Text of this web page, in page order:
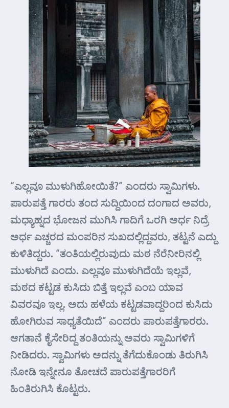
“ಎಲ್ಲವೂ ಮುಳುಗಿಹೋಯಿತೆ?” ಎಂದರು ಸ್ವಾಮಿಗಳು.
ಪಾರುಪತ್ತೆ ಗಾರರು ತಂದ ಸುದ್ದಿಯಿಂದ ದಂಗಾದ ಅವರು,
ಮಧ್ಯಾಹ್ನದ ಭೋಜನ ಮುಗಿಸಿ ಗಾದಿಗೆ ಒರಗಿ ಅರ್ಧ ನಿದ್ರೆ
ಅರ್ಧ ಎಚ್ಚರದ ಮಂಪರಿನ ಸುಖದಲ್ಲಿದ್ದವರು, ತಟ್ಟನೆ ಎದ್ದು
ಕುಳಿತಿದ್ದರು. “ತಂತಿಯಲ್ಲಿರುವುದು ಮಠ ನೆರೆನೀರಿನಲ್ಲಿ
ಮುಳುಗಿದೆ ಎಂದು. ಎಲ್ಲವೂ ಮುಳುಗಿದೆಯೆ ಇಲ್ಲವೆ,
ಮಠದ ಕಟ್ಟಡ ಕುಸಿದು ಬಿತ್ತೆ ಇಲ್ಲವೆ ಎಂಬ ಯಾವ
ವಿವರವೂ ಇಲ್ಲ. ಅದು ಹಳೆಯ ಕಟ್ಟಡವಾದ್ದರಿಂದ ಕುಸಿದು
ಹೋಗಿರುವ ಸಾಧ್ಯತೆಯಿದೆ” ಎಂದರು ಪಾರುಪತ್ತೆಗಾರರು.
ಆಗತಾನೆ ಕೈಸೇರಿದ್ದ ತಂತಿಯನ್ನು ಅವರು ಸ್ವಾಮಿಗಳಿಗೆ
ನೀಡಿದರು. ಸ್ವಾಮಿಗಳು ಅದನ್ನು ತೆಗೆದುಕೊಂಡು ತಿರುಗಿಸಿ
ನೋಡಿ ಇನ್ನೇನೂ ತೋಚದೆ ಪಾರುಪತ್ತೆಗಾರರಿಗೆ
ಹಿಂತಿರುಗಿಸಿ ಕೊಟ್ಟರು.